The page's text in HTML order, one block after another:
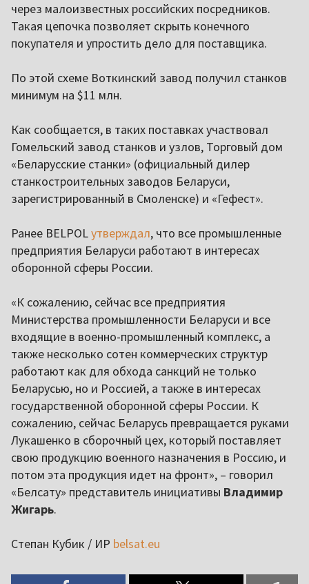
через малоизвестных российских посредников.
Такая цепочка позволяет скрыть конечного
покупателя и упростить дело для поставщика.
По этой схеме Воткинский завод получил станков
минимум на $11 млн.
Как сообщается, в таких поставках участвовал
Гомельский завод станков и узлов, Торговый дом
«Беларусские станки» (официальный дилер
станкостроительных заводов Беларуси,
зарегистрированный в Смоленске) и «Гефест».
Ранее BELPOLутверждал, что все промышленные
предприятия Беларуси работают в интересах
оборонной сферы России.
«К сожалению, сейчас все предприятия
Министерства промышленности Беларуси и все
входящие в военно-промышленный комплекс, а
также несколько сотен коммерческих структур
работают как для обхода санкций не только
Беларусью, но и Россией, а также в интересах
государственной оборонной сферы России. К
сожалению, сейчас Беларусь превращается руками
Лукашенко в сборочный цех, который поставляет
свою продукцию военного назначения в Россию, и
потом эта продукция идет на фронт», – говорил
«Белсату» представитель инициативы Владимир
Жигарь.
Степан Кубик / ИР belsat.eu